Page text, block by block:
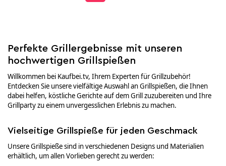
Perfekte Grillergebnisse mit unseren
hochwertigen Grillspießen
Willkommen bei Kaufbei.tv, Ihrem Experten für Grillzubehör!
Entdecken Sie unsere vielfältige Auswahl an Grillspießen, die Ihnen
dabei helfen, köstliche Gerichte auf dem Grill zuzubereiten und Ihre
Grillparty zu einem unvergesslichen Erlebnis zu machen.
Vielseitige Grillspieße für jeden Geschmack
Unsere Grillspieße sind in verschiedenen Designs und Materialien
erhältlich, um allen Vorlieben gerecht zu werden: